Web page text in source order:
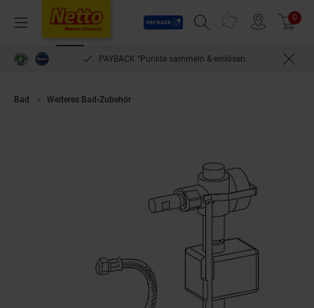
Menü
Payback
Suchfeld einblenden
Prospekte 0
PAYBACK °Punkte sammeln & einlösen
Bad Weiteres Bad-Zubehör